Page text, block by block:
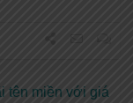
tên miền với giá